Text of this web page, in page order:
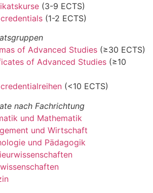
(3-9 ECTS)
(1-2 ECTS)
of Advanced Studies (≥30 ECTS)
of Advanced Studies (≥10
(<10 ECTS)
nach Fachrichtung
und Mathematik
und Wirtschaft
und Pädagogik